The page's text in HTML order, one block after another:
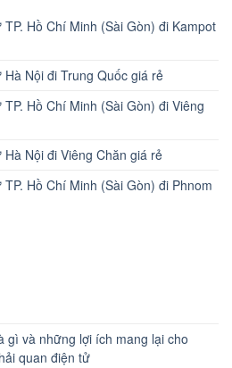
Hồ Chí Minh (Sài Gòn) đi Kampot
Nội đi Trung Quốc giá rẻ
Hồ Chí Minh (Sài Gòn) đi Viêng
Nội đi Viêng Chăn giá rẻ
Hồ Chí Minh (Sài Gòn) đi Phnom
gì và những lợi ích mang lại cho
quan điện tử